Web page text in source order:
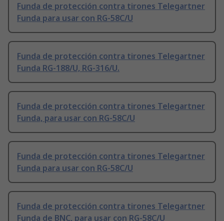
Funda de protección contra tirones Telegartner
Funda para usar con RG-58C/U
Funda de protección contra tirones Telegartner
Funda RG-188/U, RG-316/U.
Funda de protección contra tirones Telegartner
Funda, para usar con RG-58C/U
Funda de protección contra tirones Telegartner
Funda para usar con RG-58C/U
Funda de protección contra tirones Telegartner
Funda de BNC, para usar con RG-58C/U